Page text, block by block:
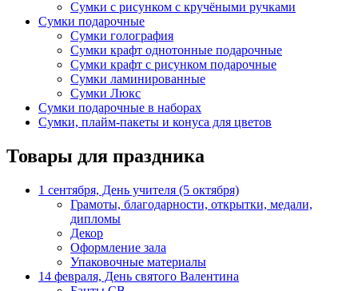
Сумки с рисунком с кручёными ручками
Сумки подарочные
Сумки голография
Сумки крафт однотонные подарочные
Сумки крафт с рисунком подарочные
Сумки ламинированные
Сумки Люкс
Сумки подарочные в наборах
Сумки, плайм-пакеты и конуса для цветов
Товары для праздника
1 сентября, День учителя (5 октября)
Грамоты, благодарности, открытки, медали,
дипломы
Декор
Оформление зала
Упаковочные материалы
14 февраля, День святого Валентина